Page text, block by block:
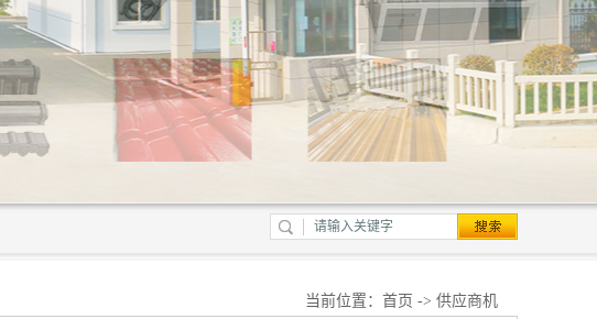
当前位置： 首页 -> 供应商机